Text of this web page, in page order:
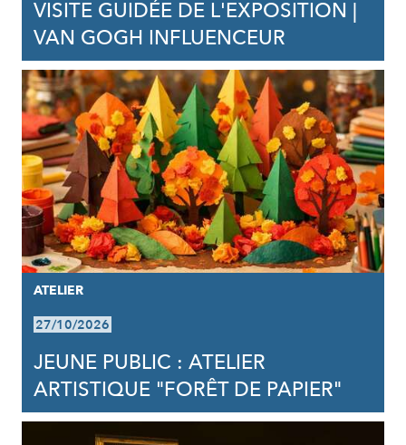
VISITE GUIDÉE DE L'EXPOSITION |
VAN GOGH INFLUENCEUR
ATELIER
27/10/2026
JEUNE PUBLIC : ATELIER
ARTISTIQUE "FORÊT DE PAPIER"